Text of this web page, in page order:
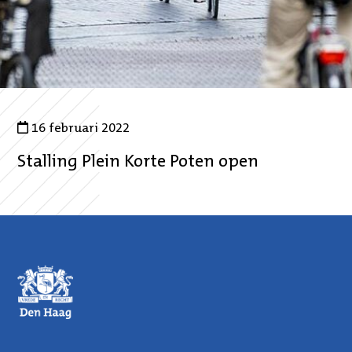
16 februari 2022
Stalling Plein Korte Poten open